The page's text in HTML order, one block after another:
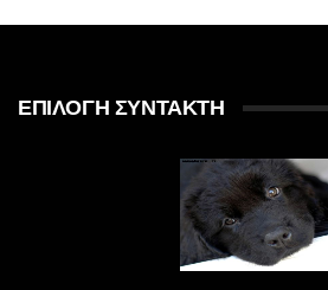
ΕΠΙΛΟΓΉ ΣΥΝΤΆΚΤΗ